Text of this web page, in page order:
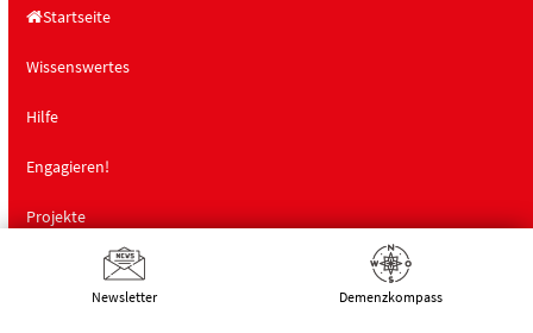
Startseite
Wissenswertes
Hilfe
Engagieren!
Projekte
Landesfachstelle Demenz
Newsletter Demenz­kompass